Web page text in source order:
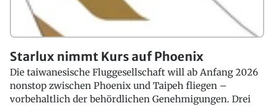
Starlux nimmt Kurs auf Phoenix
Die taiwanesische Fluggesellschaft will ab Anfang 2026
nonstop zwischen Phoenix und Taipeh fliegen –
vorbehaltlich der behördlichen Genehmigungen. Drei